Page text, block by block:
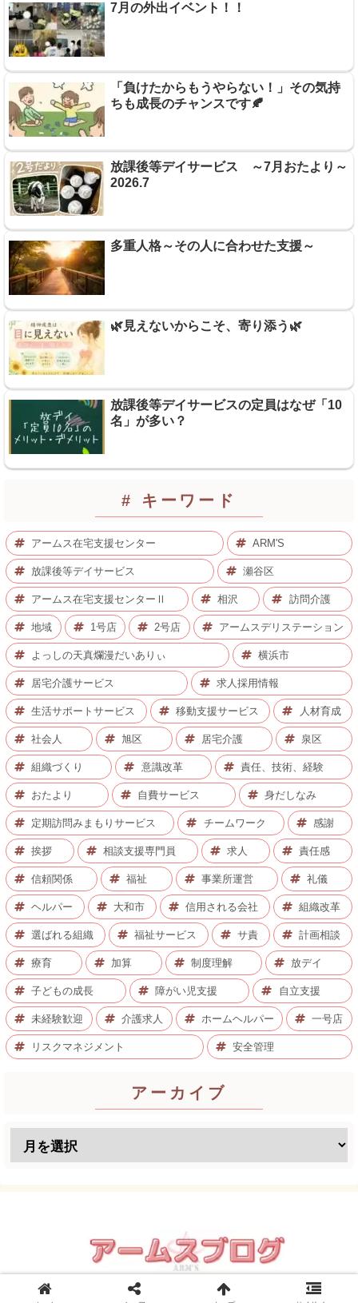
7月の外出イベント！！
「負けたからもうやらない！」その気持
ちも成長のチャンスです🍂
放課後等デイサービス ～7月おたより～
2026.7
多重人格～その人に合わせた支援～
🌿見えないからこそ、寄り添う🌿
放課後等デイサービスの定員はなぜ「10
名」が多い？
# キーワード
アームス在宅支援センター ARM'S
放課後等デイサービス 瀬谷区
アームス在宅支援センターⅡ 相沢 訪問介護
地域 1号店 2号店 アームスデリステーション
よっしの天真爛漫だいありぃ 横浜市
居宅介護サービス 求人採用情報
生活サポートサービス 移動支援サービス 人材育成
社会人 旭区 居宅介護 泉区
組織づくり 意識改革 責任、技術、経験
おたより 自費サービス 身だしなみ
定期訪問みまもりサービス チームワーク 感謝
挨拶 相談支援専門員 求人 責任感
信頼関係 福祉 事業所運営 礼儀
ヘルパー 大和市 信用される会社 組織改革
選ばれる組織 福祉サービス サ責 計画相談
療育 加算 制度理解 放デイ
子どもの成長 障がい児支援 自立支援
未経験歓迎 介護求人 ホームヘルパー 一号店
リスクマネジメント 安全管理
アーカイブ
© 2008 アームスブログ